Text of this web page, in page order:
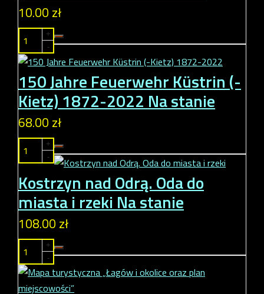
10.00 zł
+
-
150 Jahre Feuerwehr Küstrin (-
Kietz) 1872-2022 Na stanie
68.00 zł
+
-
Kostrzyn nad Odrą. Oda do
miasta i rzeki Na stanie
108.00 zł
+
-